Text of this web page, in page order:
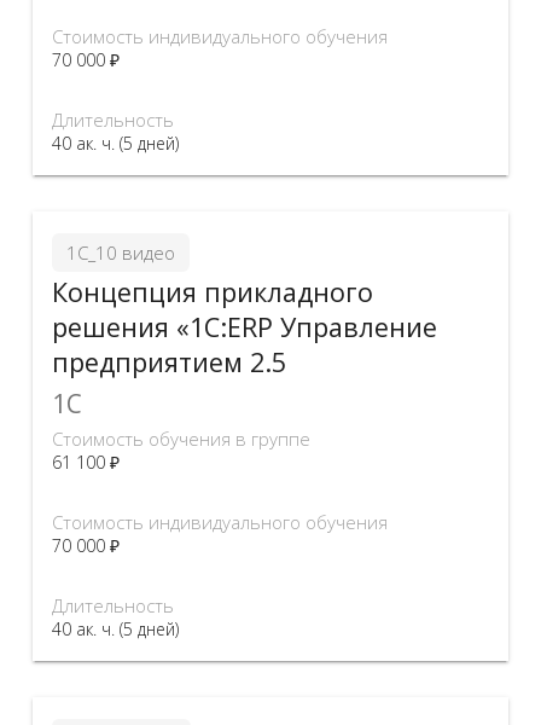
Стоимость индивидуального обучения
70 000 ₽
Длительность
40 ак. ч. (5 дней)
1С_10 видео
Концепция прикладного
решения «1С:ERP Управление
предприятием 2.5
1C
Стоимость обучения в группе
61 100 ₽
Стоимость индивидуального обучения
70 000 ₽
Длительность
40 ак. ч. (5 дней)